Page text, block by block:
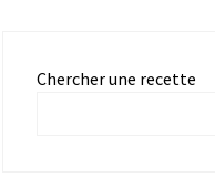
Chercher une recette